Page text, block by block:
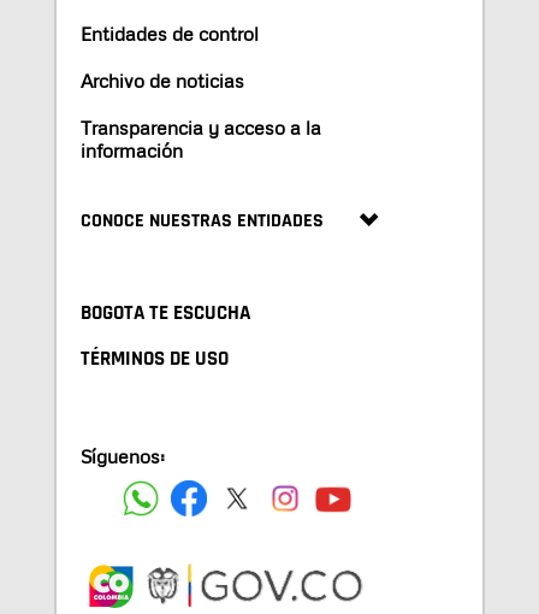
Entidades de control
Archivo de noticias
Transparencia y acceso a la
información
CONOCE NUESTRAS ENTIDADES
BOGOTA TE ESCUCHA
TÉRMINOS DE USO
Síguenos: